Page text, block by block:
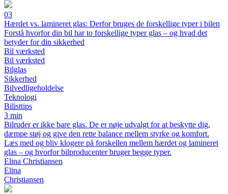
03
Hærdet vs. lamineret glas: Derfor bruges de forskellige typer i bilen
Forstå hvorfor din bil har to forskellige typer glas – og hvad det
betyder for din sikkerhed
Bil værksted
Bil værksted
Bilglas
Sikkerhed
Bilvedligeholdelse
Teknologi
Bilisttips
3 min
Bilruder er ikke bare glas. De er nøje udvalgt for at beskytte dig,
dæmpe støj og give den rette balance mellem styrke og komfort.
Læs med og bliv klogere på forskellen mellem hærdet og lamineret
glas – og hvorfor bilproducenter bruger begge typer.
Elina Christiansen
Elina
Christiansen